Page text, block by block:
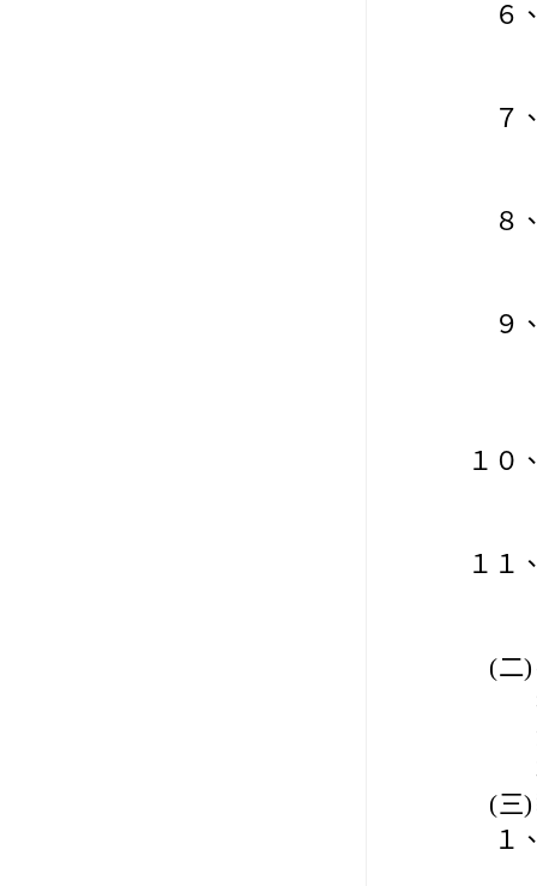
６、
７、
８、
９、
１０、
１１、
(二)
(三)
１、